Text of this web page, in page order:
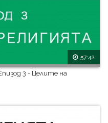
57:42
3 - Целите на